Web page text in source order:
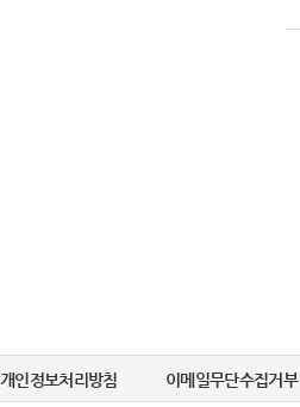
개인정보처리방침 이메일무단수집거부